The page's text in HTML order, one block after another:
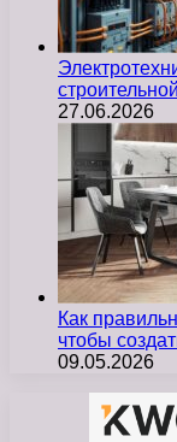
27.06.2026
Как
чтобы
09.05.2026